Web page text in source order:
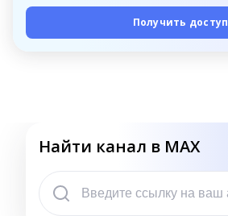
Получить доступ
Найти канал в MAX